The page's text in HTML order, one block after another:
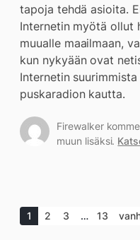
tapoja tehdä asioita.
Internetin myötä ollut
muualle maailmaan,
kun nykyään ovat
Internetin
puskaradion kautta.
Firewalker
muun lisäksi.
1 2 3 … 13